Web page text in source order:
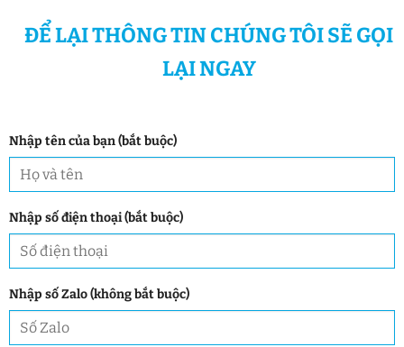
ĐỂ LẠI THÔNG TIN CHÚNG TÔI SẼ GỌI
LẠI NGAY
Nhập tên của bạn (bắt buộc)
Nhập số điện thoại (bắt buộc)
Nhập số Zalo (không bắt buộc)